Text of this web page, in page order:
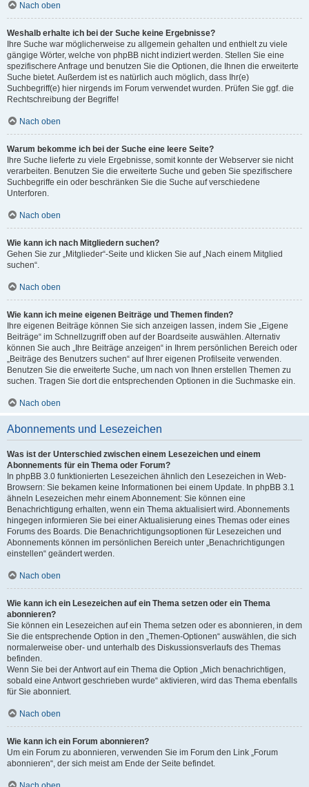
Nach oben
Weshalb erhalte ich bei der Suche keine Ergebnisse?
Ihre Suche war möglicherweise zu allgemein gehalten und enthielt zu viele
gängige Wörter, welche von phpBB nicht indiziert werden. Stellen Sie eine
spezifischere Anfrage und benutzen Sie die Optionen, die Ihnen die erweiterte
Suche bietet. Außerdem ist es natürlich auch möglich, dass Ihr(e)
Suchbegriff(e) hier nirgends im Forum verwendet wurden. Prüfen Sie ggf. die
Rechtschreibung der Begriffe!
Nach oben
Warum bekomme ich bei der Suche eine leere Seite?
Ihre Suche lieferte zu viele Ergebnisse, somit konnte der Webserver sie nicht
verarbeiten. Benutzen Sie die erweiterte Suche und geben Sie spezifischere
Suchbegriffe ein oder beschränken Sie die Suche auf verschiedene
Unterforen.
Nach oben
Wie kann ich nach Mitgliedern suchen?
Gehen Sie zur „Mitglieder“-Seite und klicken Sie auf „Nach einem Mitglied
suchen“.
Nach oben
Wie kann ich meine eigenen Beiträge und Themen finden?
Ihre eigenen Beiträge können Sie sich anzeigen lassen, indem Sie „Eigene
Beiträge“ im Schnellzugriff oben auf der Boardseite auswählen. Alternativ
können Sie auch „Ihre Beiträge anzeigen“ in Ihrem persönlichen Bereich oder
„Beiträge des Benutzers suchen“ auf Ihrer eigenen Profilseite verwenden.
Benutzen Sie die erweiterte Suche, um nach von Ihnen erstellen Themen zu
suchen. Tragen Sie dort die entsprechenden Optionen in die Suchmaske ein.
Nach oben
Abonnements und Lesezeichen
Was ist der Unterschied zwischen einem Lesezeichen und einem
Abonnements für ein Thema oder Forum?
In phpBB 3.0 funktionierten Lesezeichen ähnlich den Lesezeichen in Web-
Browsern: Sie bekamen keine Informationen bei einem Update. In phpBB 3.1
ähneln Lesezeichen mehr einem Abonnement: Sie können eine
Benachrichtigung erhalten, wenn ein Thema aktualisiert wird. Abonnements
hingegen informieren Sie bei einer Aktualisierung eines Themas oder eines
Forums des Boards. Die Benachrichtigungsoptionen für Lesezeichen und
Abonnements können im persönlichen Bereich unter „Benachrichtigungen
einstellen“ geändert werden.
Nach oben
Wie kann ich ein Lesezeichen auf ein Thema setzen oder ein Thema
abonnieren?
Sie können ein Lesezeichen auf ein Thema setzen oder es abonnieren, in dem
Sie die entsprechende Option in den „Themen-Optionen“ auswählen, die sich
normalerweise ober- und unterhalb des Diskussionsverlaufs des Themas
befinden.
Wenn Sie bei der Antwort auf ein Thema die Option „Mich benachrichtigen,
sobald eine Antwort geschrieben wurde“ aktivieren, wird das Thema ebenfalls
für Sie abonniert.
Nach oben
Wie kann ich ein Forum abonnieren?
Um ein Forum zu abonnieren, verwenden Sie im Forum den Link „Forum
abonnieren“, der sich meist am Ende der Seite befindet.